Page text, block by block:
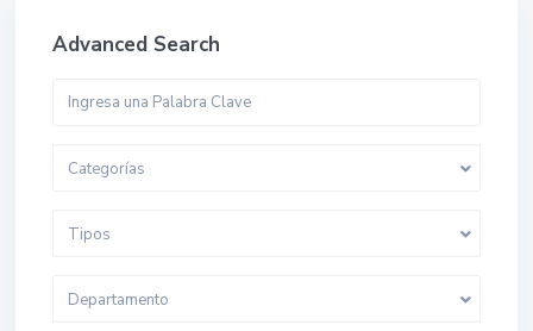
Advanced Search
Categorías
Tipos
Departamento